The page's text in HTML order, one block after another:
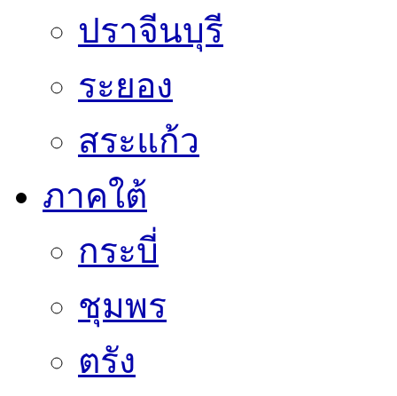
ปราจีนบุรี
ระยอง
สระแก้ว
ภาคใต้
กระบี่
ชุมพร
ตรัง